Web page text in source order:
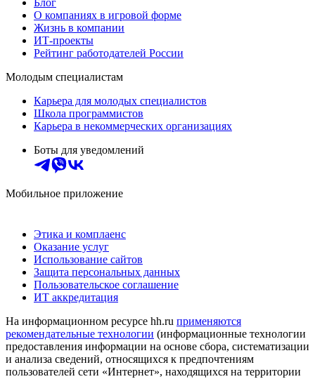
О компаниях в игровой форме
Жизнь в компании
ИТ-проекты
Рейтинг работодателей России
Молодым специалистам
Карьера для молодых специалистов
Школа программистов
Карьера в некоммерческих организациях
Боты для уведомлений
Мобильное приложение
Этика и комплаенс
Оказание услуг
Использование сайтов
Защита персональных данных
Пользовательское соглашение
ИТ аккредитация
На информационном ресурсе hh.ru применяются
рекомендательные технологии (информационные технологии
предоставления информации на основе сбора, систематизации
и анализа сведений, относящихся к предпочтениям
пользователей сети «Интернет», находящихся на территории